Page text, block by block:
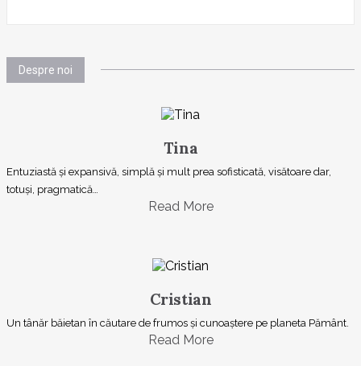
Despre noi
Tina
Entuziastă şi expansivă, simplă şi mult prea sofisticată, visătoare dar,
totuşi, pragmatică…
Read More
Cristian
Un tânăr băietan în căutare de frumos și cunoaștere pe planeta Pământ.
Read More